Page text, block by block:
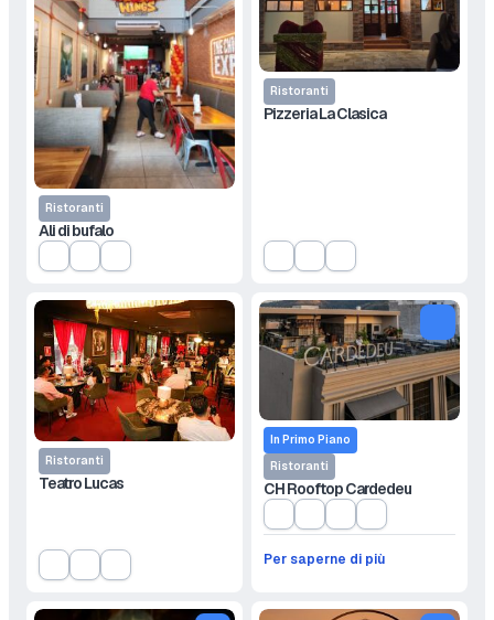
Ristoranti
Ali di bufalo
Ristoranti
Pizzeria La Clasica
Ristoranti
Teatro Lucas
In Primo Piano
Ristoranti
CH Rooftop Cardedeu
Per saperne di più